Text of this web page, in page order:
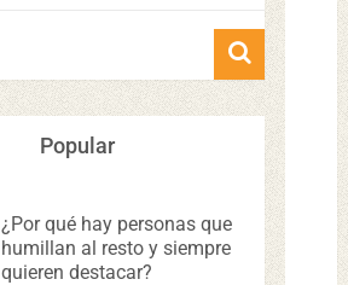
Popular
¿Por qué hay personas que
humillan al resto y siempre
quieren destacar?